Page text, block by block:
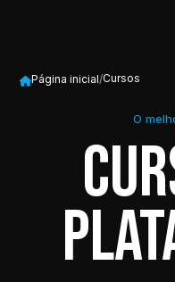
Página inicial/Cursos
O